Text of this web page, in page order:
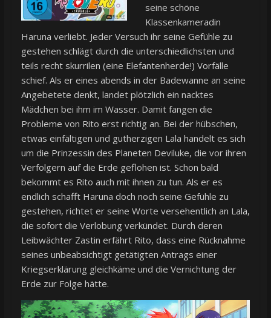
seine schöne
Klassenkameradin
Haruna verliebt. Jeder Versuch ihr seine Gefühle zu
gestehen schlägt durch die unterschiedlichsten und
teils recht skurrilen (eine Elefantenherde!) Vorfälle
schief. Als er eines abends in der Badewanne an seine
Angebetete denkt, landet plötzlich ein nacktes
Mädchen bei ihm im Wasser. Damit fangen die
Probleme von Rito erst richtig an. Bei der hübschen,
etwas einfältigen und gutherzigen Lala handelt es sich
um die Prinzessin des Planeten Deviluke, die vor ihren
Verfolgern auf die Erde geflohen ist. Schon bald
bekommt es Rito auch mit ihnen zu tun. Als er es
endlich schafft Haruna doch noch seine Gefühle zu
gestehen, richtet er seine Worte versehentlich an Lala,
die sofort die Verlobung verkündet. Durch deren
Leibwächter Zastin erfährt Rito, dass eine Rücknahme
seines unbeabsichtigt getätigten Antrags einer
Kriegserklärung gleichkäme und die Vernichtung der
Erde zur Folge hätte.